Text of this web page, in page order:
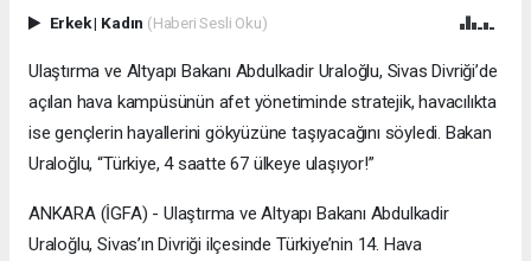
Erkek| Kadın (Haberi Sesli Oku)
Ulaştırma ve Altyapı Bakanı Abdulkadir Uraloğlu, Sivas Divriği’de
açılan hava kampüsünün afet yönetiminde stratejik, havacılıkta
ise gençlerin hayallerini gökyüzüne taşıyacağını söyledi. Bakan
Uraloğlu, “Türkiye, 4 saatte 67 ülkeye ulaşıyor!”
ANKARA (İGFA) - Ulaştırma ve Altyapı Bakanı Abdulkadir
Uraloğlu, Sivas’ın Divriği ilçesinde Türkiye’nin 14. Hava